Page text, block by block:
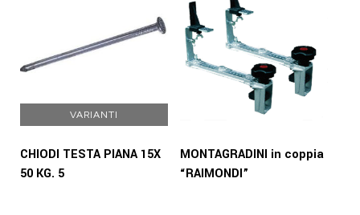
VARIANTI
CHIODI TESTA PIANA 15X
50 KG. 5
MONTAGRADINI in coppia
“RAIMONDI”